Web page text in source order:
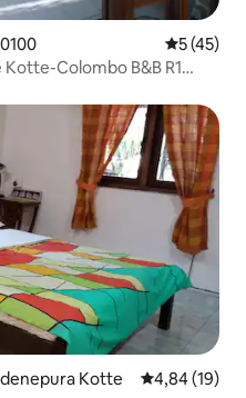
5 de uma
5 (45)
Colombo B&B R1
Kotte 4,84 de uma
4,84 (19)